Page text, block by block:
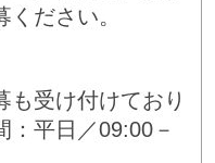
ください。
も受け付けており
：平日／09:00－